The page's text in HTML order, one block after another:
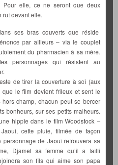
Pour elle, ce ne seront que deux
rut devant elle.
ses bras couverts que réside
par ailleurs – via le couplet
du pharmacien à sa mère.
personnages qui résistent au
de tirer la couverture à soi (aux
le film devient frileux et sent le
champ, chacun peut se bercer
bonheurs, sur ses petits malheurs.
hippie dans le film Woodstock –
cette pluie, filmée de façon
personnage de Jaoui retrouvera sa
Djamel sa femme qu’il a failli
son fils qui aime son papa